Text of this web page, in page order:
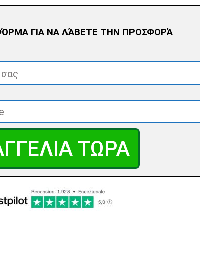
ΓΙΑ ΝΑ ΛΆΒΕΤΕ ΤΗΝ ΠΡΟΣΦΟΡΆ
ΤΩΡΑ